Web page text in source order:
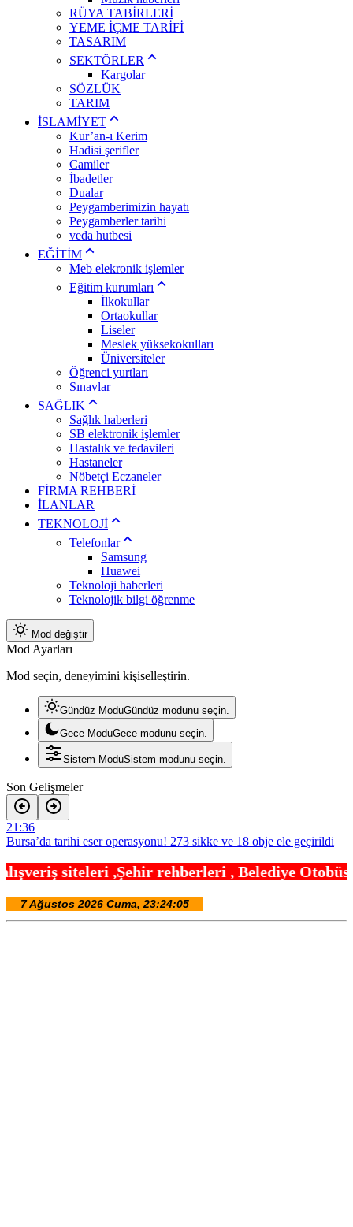
RÜYA TABİRLERİ
YEME İÇME TARİFİ
TASARIM
SEKTÖRLER
Kargolar
SÖZLÜK
TARIM
İSLAMİYET
Kur’an-ı Kerim
Hadisi şerifler
Camiler
İbadetler
Dualar
Peygamberimizin hayatı
Peygamberler tarihi
veda hutbesi
EĞİTİM
Meb elekronik işlemler
Eğitim kurumları
İlkokullar
Ortaokullar
Liseler
Meslek yüksekokulları
Üniversiteler
Öğrenci yurtları
Sınavlar
SAĞLIK
Sağlık haberleri
SB elektronik işlemler
Hastalık ve tedavileri
Hastaneler
Nöbetçi Eczaneler
FİRMA REHBERİ
İLANLAR
TEKNOLOJİ
Telefonlar
Samsung
Huawei
Teknoloji haberleri
Teknolojik bilgi öğrenme
Mod değiştir
Mod Ayarları
Mod seçin, deneyimini kişiselleştirin.
Gündüz ModuGündüz modunu seçin.
Gece ModuGece modunu seçin.
Sistem ModuSistem modunu seçin.
Son Gelişmeler
21:36
Bursa’da tarihi eser operasyonu! 273 sikke ve 18 obje ele geçirildi
Yelkencilerin zorlu mücadelesi ilk günde nefes kesti
21:24
688 milyon TL tarımsal destek hesaplarda
21:12
Eyüpsultan Meydanı yenileniyor… İlk taşı Nuri Aslan koydu
,Şehir rehberleri , Belediye